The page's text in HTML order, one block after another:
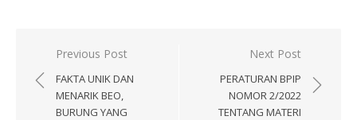
Navigasi
pos
Previous Post
FAKTA UNIK DAN
MENARIK BEO,
BURUNG YANG
Next Post
PERATURAN BPIP
NOMOR 2/2022
TENTANG MATERI